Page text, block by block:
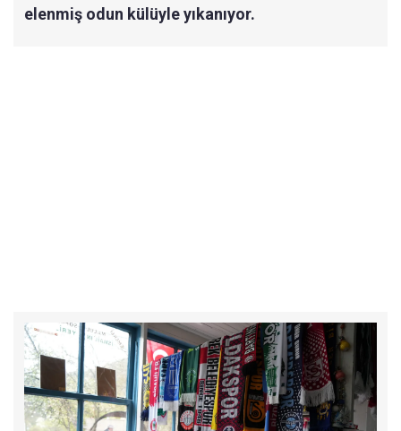
elenmiş odun külüyle yıkanıyor.